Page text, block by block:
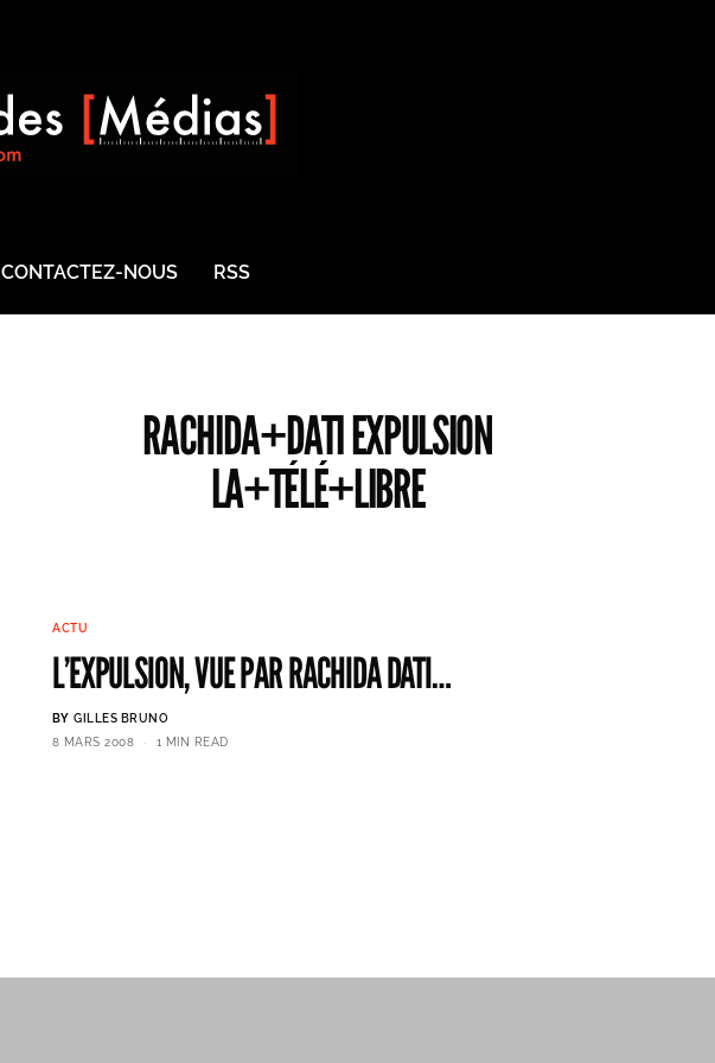
CONTACTEZ-NOUS RSS
RACHIDA+DATI EXPULSION
LA+TÉLÉ+LIBRE
ACTU
L’EXPULSION, VUE PAR RACHIDA DATI…
BY GILLES BRUNO
8 MARS 2008
1 MIN READ